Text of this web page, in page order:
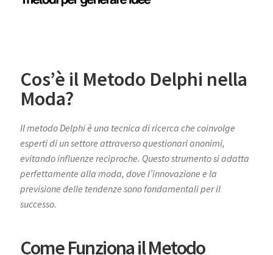
Cos’è il Metodo Delphi nella
Moda?
Il metodo Delphi è una tecnica di ricerca che coinvolge
esperti di un settore attraverso questionari anonimi,
evitando influenze reciproche. Questo strumento si adatta
perfettamente alla moda, dove l’innovazione e la
previsione delle tendenze sono fondamentali per il
successo.
Come Funziona il Metodo